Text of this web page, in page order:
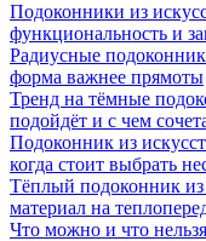
Подоконники из
функциональность и
Радиусные
форма важнее прямоты
Тренд на тёмные
подойдёт и с чем
Подоконник из
когда стоит выбрать
Тёплый подоконник из
материал на
Что можно и что